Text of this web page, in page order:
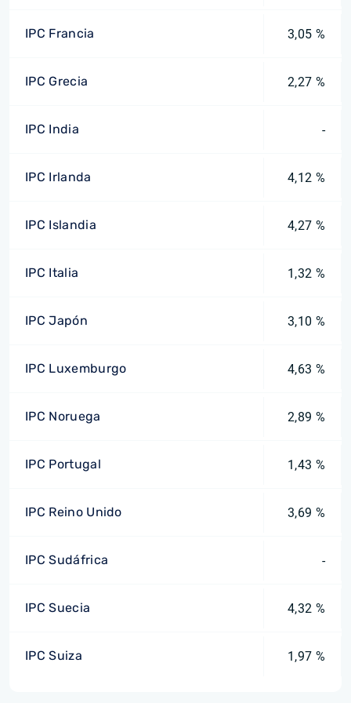
IPC Francia 3,05 %
IPC Grecia 2,27 %
IPC India -
IPC Irlanda 4,12 %
IPC Islandia 4,27 %
IPC Italia 1,32 %
IPC Japón 3,10 %
IPC Luxemburgo 4,63 %
IPC Noruega 2,89 %
IPC Portugal 1,43 %
IPC Reino Unido 3,69 %
IPC Sudáfrica -
IPC Suecia 4,32 %
IPC Suiza 1,97 %